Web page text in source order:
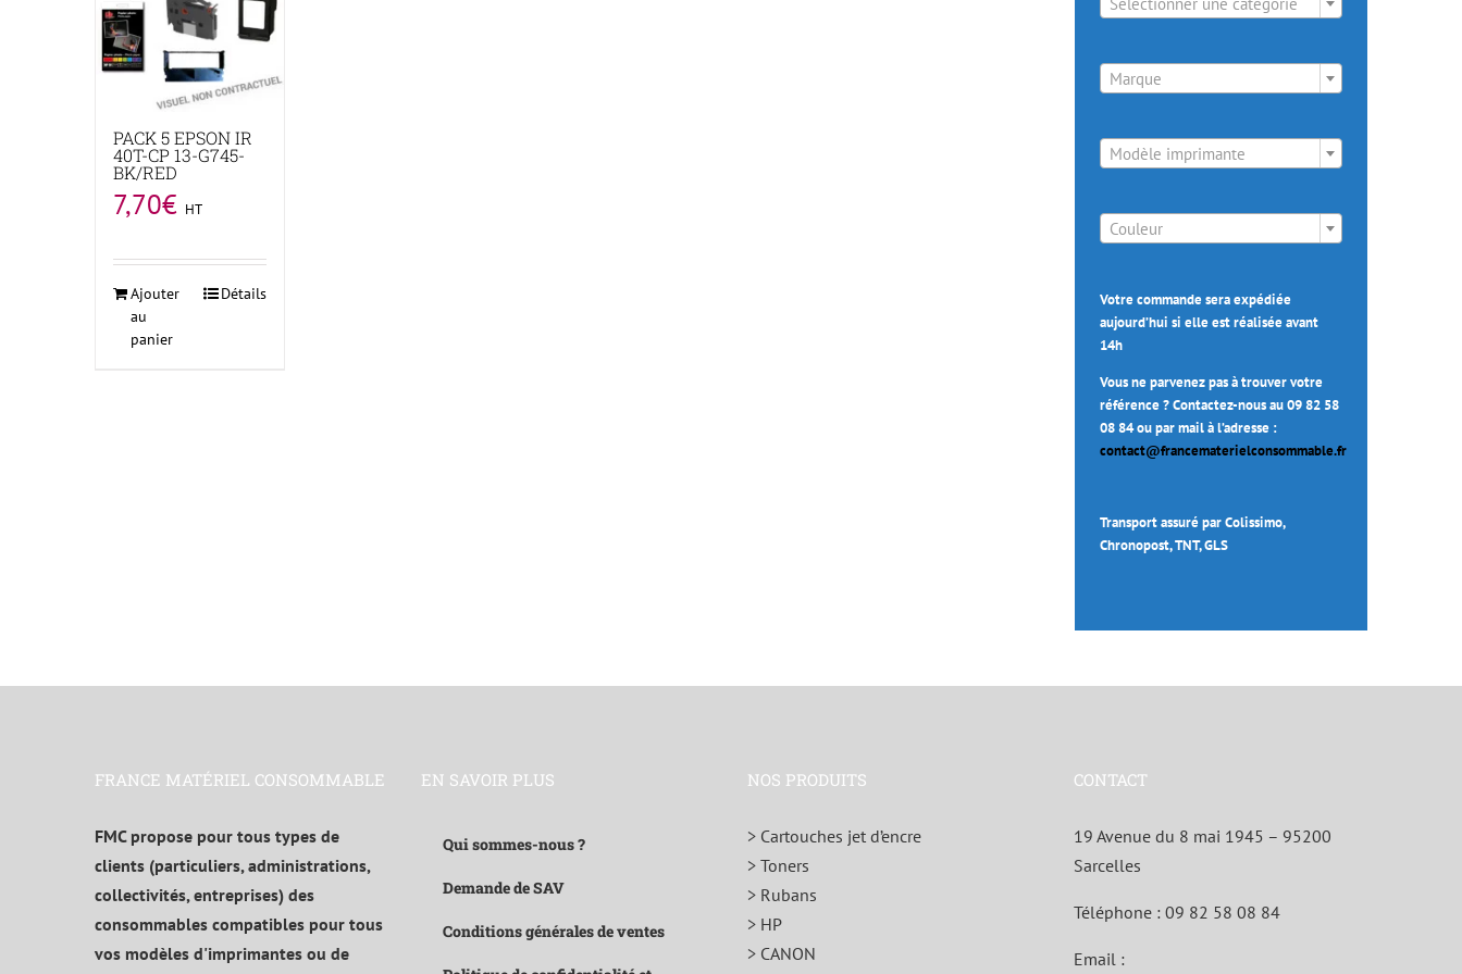
PACK 5 EPSON IR
40T-CP 13-G745-
BK/RED
7,70€ HT
Ajouter
au
panier
Détails
Marque
Modèle imprimante
Couleur
Votre commande sera expédiée
aujourd’hui si elle est réalisée avant
14h
Vous ne parvenez pas à trouver votre
référence ? Contactez-nous au 09 82 58
08 84 ou par mail à l’adresse :
contact@francematerielconsommable.fr
Transport assuré par Colissimo,
Chronopost, TNT, GLS
FRANCE MATÉRIEL CONSOMMABLE
FMC propose pour tous types de
clients (particuliers, administrations,
collectivités, entreprises) des
consommables compatibles pour tous
vos modèles d'imprimantes ou de
EN SAVOIR PLUS
Qui sommes-nous ?
Demande de SAV
Conditions générales de ventes
NOS PRODUITS
> Cartouches jet d’encre
> Toners
> Rubans
> HP
> CANON
CONTACT
19 Avenue du 8 mai 1945 – 95200
Sarcelles
Téléphone : 09 82 58 08 84
Email :